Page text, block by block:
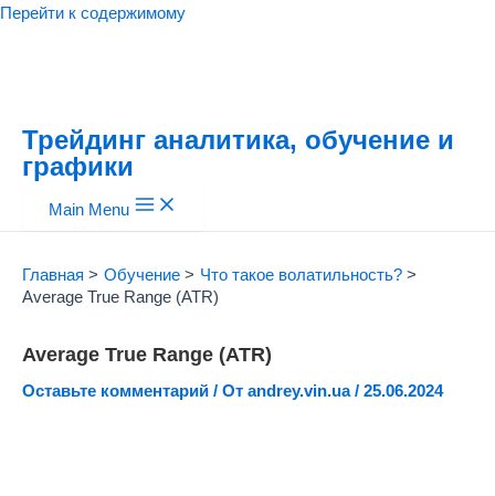
Перейти к содержимому
Трейдинг аналитика, обучение и
графики
Main Menu
Главная Обучение
Что такое волатильность?
Average True Range (ATR)
Average True Range (ATR)
Оставьте комментарий / От andrey.vin.ua/ 25.06.2024